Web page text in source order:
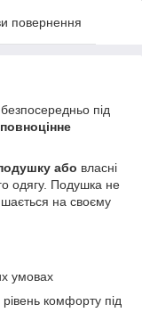
повернення
під
повноцінне
або власні
одягу. Подушка не
на своєму
умовах
комфорту під